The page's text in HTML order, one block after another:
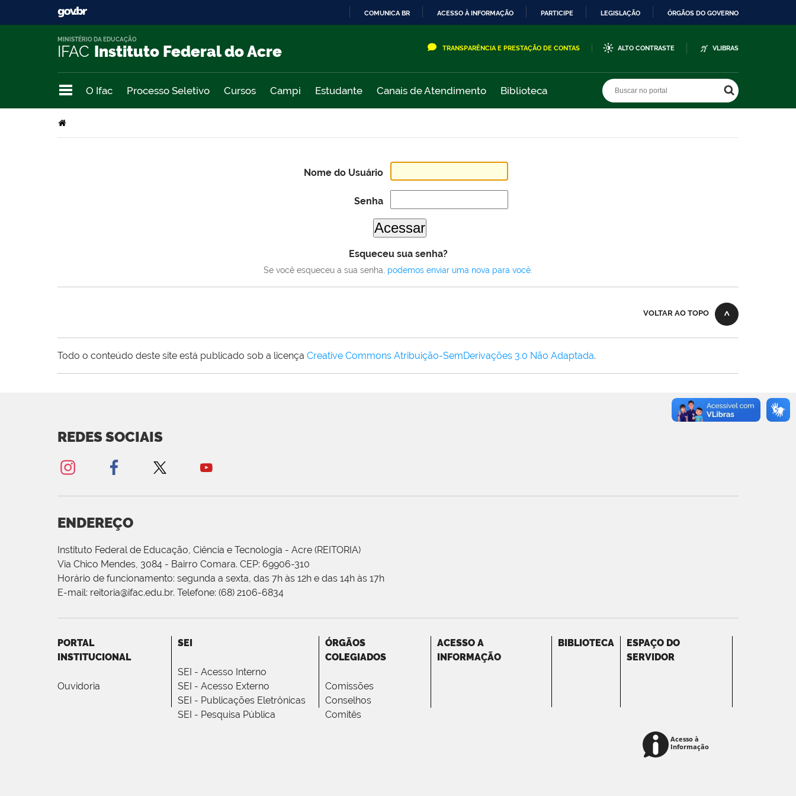
COMUNICA BR ACESSO À INFORMAÇÃO PARTICIPE LEGISLAÇÃO ÓRGÃOS DO GOVERNO
IFAC Instituto Federal do Acre
MINISTÉRIO DA EDUCAÇÃO
TRANSPARÊNCIA E PRESTAÇÃO DE CONTAS ALTO CONTRASTE VLIBRAS
O Ifac Processo Seletivo Cursos Campi Estudante Canais de Atendimento Biblioteca
Nome do Usuário
Senha
Esqueceu sua senha?
Se você esqueceu a sua senha, podemos enviar uma nova para você
VOLTAR AO TOPO
Todo o conteúdo deste site está publicado sob a licença Creative Commons Atribuição-SemDerivações 3.0 Não Adaptada.
REDES SOCIAIS
ENDEREÇO
Instituto Federal de Educação, Ciência e Tecnologia - Acre (REITORIA)
Via Chico Mendes, 3084 - Bairro Comara. CEP: 69906-310
Horário de funcionamento: segunda a sexta, das 7h às 12h e das 14h às 17h
E-mail: reitoria@ifac.edu.br. Telefone: (68) 2106-6834
PORTAL
INSTITUCIONAL
Ouvidoria
SEI
SEI - Acesso Interno
SEI - Acesso Externo
SEI - Publicações Eletrônicas
SEI - Pesquisa Pública
ÓRGÃOS
COLEGIADOS
Comissões
Conselhos
Comitês
ACESSO A
INFORMAÇÃO
BIBLIOTECA
ESPAÇO DO
SERVIDOR